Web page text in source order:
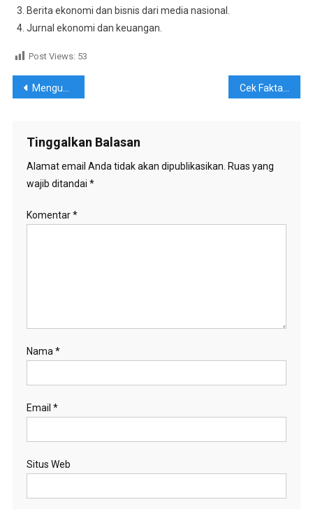
Berita ekonomi dan bisnis dari media nasional.
Jurnal ekonomi dan keuangan.
Post Views: 53
Navigasi
Mengungkap Kebenaran: Fakta tentang Kesehatan Mental di Era Digital Cek Fakta: Apakah Benar Indonesia Akan Mengalami Pertumbuhan Ekonomi 5%
Tinggalkan Balasan
Alamat email Anda tidak akan dipublikasikan. Ruas yang
wajib ditandai *
Komentar*
Nama*
Email *
Situs Web